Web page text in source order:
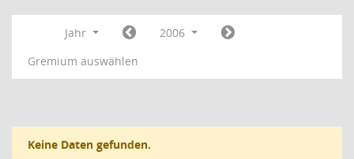
Jahr
2006
Gremium auswählen
Keine Daten gefunden.